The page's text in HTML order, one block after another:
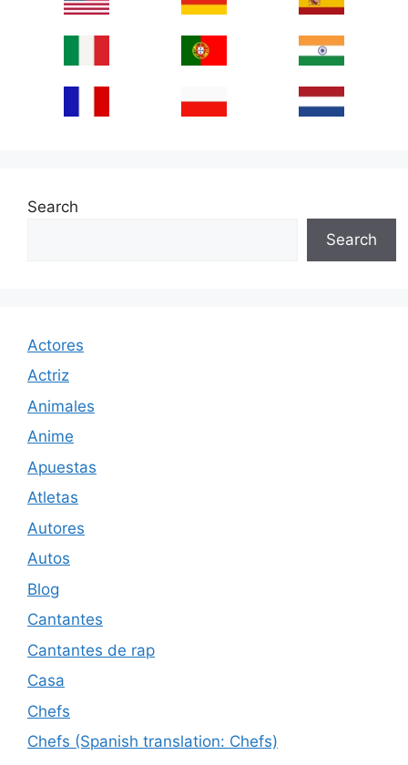
Search
Search
Actores
Actriz
Animales
Anime
Apuestas
Atletas
Autores
Autos
Blog
Cantantes
Cantantes de rap
Casa
Chefs
Chefs (Spanish translation: Chefs)